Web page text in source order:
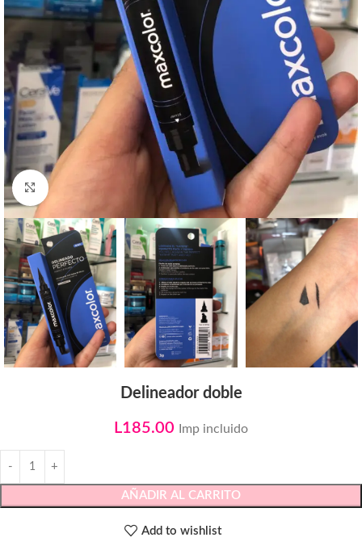
Click to enlarge
Delineador doble
L185.00 Imp incluido
AÑADIR AL CARRITO
Add to wishlist